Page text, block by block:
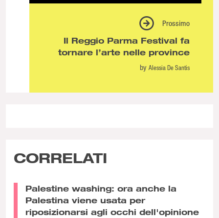
Prossimo
Il Reggio Parma Festival fa
tornare l’arte nelle province
by Alessia De Santis
CORRELATI
Palestine washing: ora anche la
Palestina viene usata per
riposizionarsi agli occhi dell'opinione